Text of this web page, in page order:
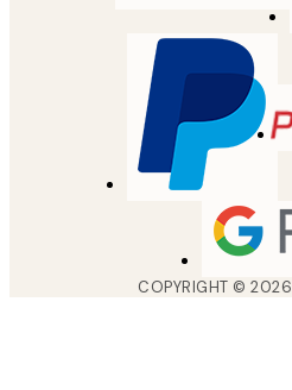
COPYRIGHT ©2026